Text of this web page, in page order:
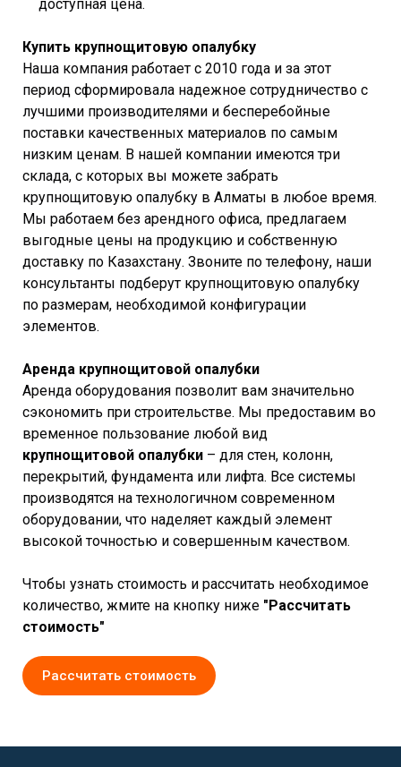
доступная цена.
Купить крупнощитовую опалубку
Наша компания работает с 2010 года и за этот
период сформировала надежное сотрудничество с
лучшими производителями и бесперебойные
поставки качественных материалов по самым
низким ценам. В нашей компании имеются три
склада, с которых вы можете забрать
крупнощитовую опалубку в Алматы в любое время.
Мы работаем без арендного офиса, предлагаем
выгодные цены на продукцию и собственную
доставку по Казахстану. Звоните по телефону, наши
консультанты подберут крупнощитовую опалубку
по размерам, необходимой конфигурации
элементов.
Аренда крупнощитовой опалубки
Аренда оборудования позволит вам значительно
сэкономить при строительстве. Мы предоставим во
временное пользование любой вид
крупнощитовой опалубки – для стен, колонн,
перекрытий, фундамента или лифта. Все системы
производятся на технологичном современном
оборудовании, что наделяет каждый элемент
высокой точностью и совершенным качеством.
Чтобы узнать стоимость и рассчитать необходимое
количество, жмите на кнопку ниже "Рассчитать
стоимость"
Рассчитать стоимость